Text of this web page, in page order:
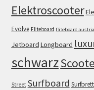
Elektroscooter
Evolve Fliteboard fliteboard austria
Jetboard Longboard
schwarz
Street Surfboard Surfbrett